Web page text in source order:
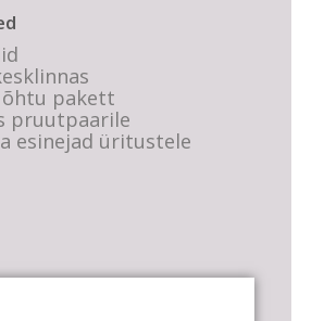
pakett
pruutpaarile
esinejad üritustele